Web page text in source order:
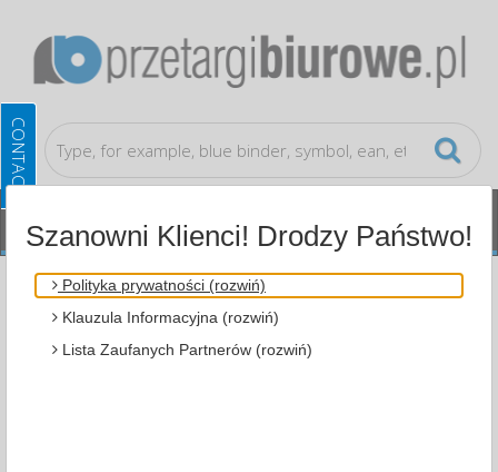
Document archiving Desktop Filing Drawers
Szanowni Klienci! Drodzy Państwo!
Polityka prywatności (rozwiń)
Klauzula Informacyjna (rozwiń)
Lista Zaufanych Partnerów (rozwiń)